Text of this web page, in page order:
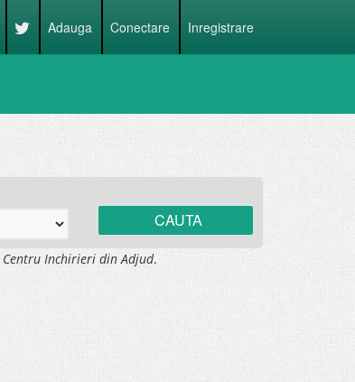
Adauga Conectare Inregistrare
Centru Inchirieri din Adjud.